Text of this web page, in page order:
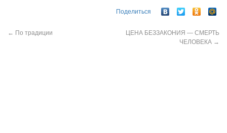
Поделиться
← По традиции
ЦЕНА БЕЗЗАКОНИЯ — СМЕРТЬ
ЧЕЛОВЕКА →